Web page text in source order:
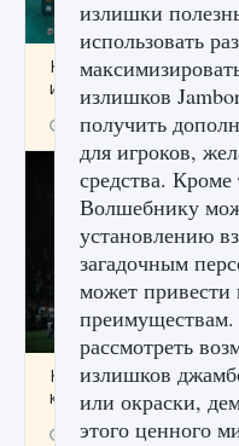
Как приручить
игре Creatures of Ava
9 августа 2024
Как исправить ошибку
которая не работает
9 августа 2024
излишки
использовать
излишков
получить
для игроков,
средства.
Волшебнику
установлению
загадочным
может
рассмотреть
излишков
или окраски,
этого ценного